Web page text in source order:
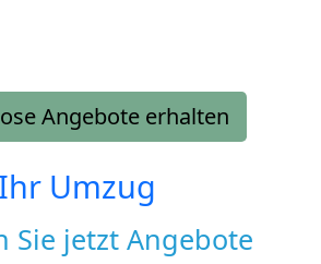
Angebote erhalten
Ihr Umzug
Sie jetzt Angebote